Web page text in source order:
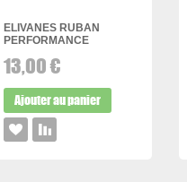
ELIVANES RUBAN
PERFORMANCE
13,00 €
Ajouter au panier